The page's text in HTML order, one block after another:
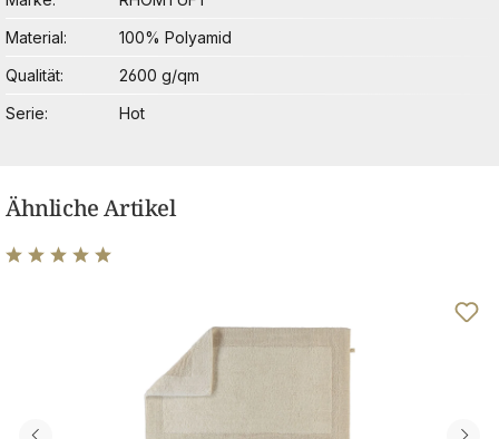
Material
100% Polyamid
Qualität
2600 g/qm
Serie
Hot
Ähnliche Artikel